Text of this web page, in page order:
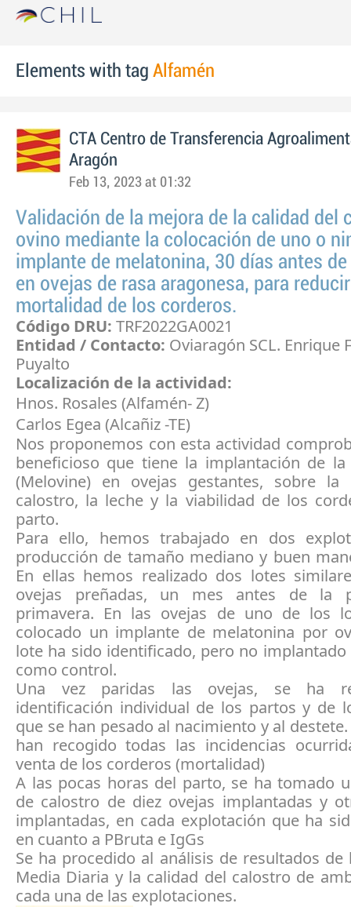
Elements with tag Alfamén
CTA Centro de Transferencia
Aragón
Feb 13, 2023 at 01:32
Validación de la mejora de la calidad del
ovino mediante la colocación de uno o
implante de melatonina, 30 días antes
en ovejas de rasa aragonesa, para
mortalidad de los corderos.
Código DRU: TRF2022GA0021
Entidad / Contacto: Oviaragón SCL. Enrique
Puyalto
Localización de la actividad:
Hnos. Rosales (Alfamén- Z)
Carlos Egea (Alcañiz -TE)
Nos proponemos con esta actividad
beneficioso que tiene la implantación de la
(Melovine) en ovejas gestantes, sobre la
calostro, la leche y la viabilidad de los
parto.
Para ello, hemos trabajado en dos
producción de tamaño mediano y buen
En ellas hemos realizado dos lotes
ovejas preñadas, un mes antes de la
primavera. En las ovejas de uno de los
colocado un implante de melatonina por
lote ha sido identificado, pero no implantado
como control.
Una vez paridas las ovejas, se ha
identificación individual de los partos y de
que se han pesado al nacimiento y al
han recogido todas las incidencias
venta de los corderos (mortalidad)
A las pocas horas del parto, se ha tomado
de calostro de diez ovejas implantadas y
implantadas, en cada explotación que ha
en cuanto a PBruta e IgGs
Se ha procedido al análisis de resultados de
Media Diaria y la calidad del calostro de
cada una de las explotaciones.